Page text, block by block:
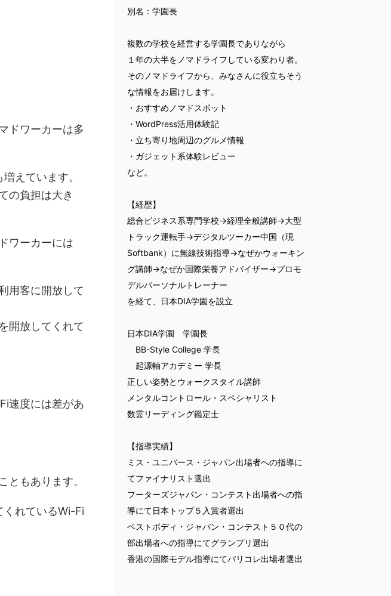
ドワーカーは多
えています。
の負担は大き
ワーカーには
用客に開放して
開放してくれて
速度には差があ
ともあります。
くれているWi-Fi
別名：学園長
複数の学校を経営する学園長でありながら
１年の大半をノマドライフしている変わり者。
そのノマドライフから、みなさんに役立ちそう
な情報をお届けします。
・おすすめノマドスポット
・WordPress活用体験記
・立ち寄り地周辺のグルメ情報
・ガジェット系体験レビュー
など。
【経歴】
総合ビジネス系専門学校→経理全般講師→大型
トラック運転手→デジタルツーカー中国（現
Softbank）に無線技術指導→なぜかウォーキン
グ講師→なぜか国際栄養アドバイザー→プロモ
デルパーソナルトレーナー
を経て、日本DIA学園を設立
日本DIA学園 学園長
BB-Style College 学長
起源軸アカデミー 学長
正しい姿勢とウォークスタイル講師
メンタルコントロール・スペシャリスト
数霊リーディング鑑定士
【指導実績】
ミス・ユニバース・ジャパン出場者への指導に
てファイナリスト選出
フーターズジャパン・コンテスト出場者への指
導にて日本トップ５入賞者選出
ベストボディ・ジャパン・コンテスト５０代の
部出場者への指導にてグランプリ選出
香港の国際モデル指導にてパリコレ出場者選出